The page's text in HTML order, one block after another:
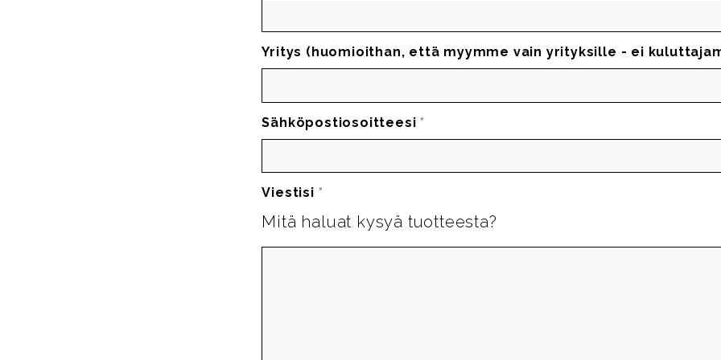
Yritys (huomioithan, että myymme vain yrityksille - ei
Sähköpostiosoitteesi *
Viestisi *
Mitä haluat kysyä tuotteesta?